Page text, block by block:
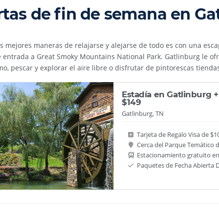
de fin de semana en
mejores maneras de relajarse y alejarse de todo es con una
entrada a Great Smoky Mountains National Park. Gatlinburg le
pescar y explorar el aire libre o disfrutar de pintorescas
Estadía en Gatlinburg
$149
Gatlinburg, TN
Tarjeta de Regalo Visa de
Cerca del Parque Temático
Estacionamiento gratuito
Paquetes de Fecha Abierta